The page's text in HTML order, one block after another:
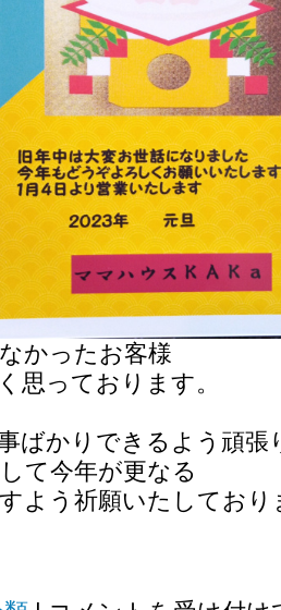
かったお客様
思っております。
ばかりできるよう頑張
て今年が更なる
よう祈願いたしており
ご